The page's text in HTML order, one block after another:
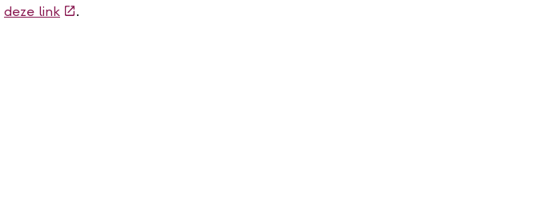
deze link(externe
.